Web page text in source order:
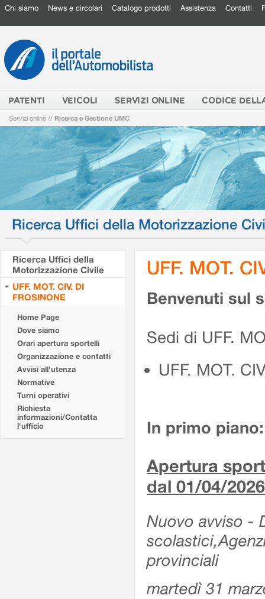
Chi siamo News e circolari Catalogo prodotti Assistenza Contatti
PATENTI VEICOLI SERVIZI ONLINE CODICE
Servizi online // Ricerca e Gestione UMC
Ricerca Uffici della Motorizzazione
Ricerca Uffici della
Motorizzazione Civile
UFF. MOT. CIV. DI
FROSINONE
Home Page
Dove siamo
Orari apertura sportelli
Organizzazione e contatti
Avvisi all'utenza
Normative
Turni operativi
Richiesta
informazioni/Contatta
l'ufficio
UFF. MOT.
Benvenuti sul
Sedi di UFF.
UFF. MOT.
In primo piano:
Apertura
dal 01/04/2026
Nuovo avviso -
provinciali
martedì 31